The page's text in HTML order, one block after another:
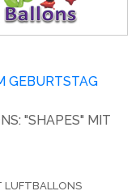
"SHAPES" MIT
LUFTBALLONS